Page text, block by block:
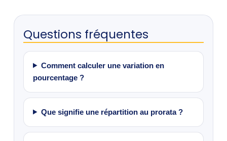
Questions fréquentes
Comment calculer une variation en
pourcentage ?
Que signifie une répartition au prorata ?